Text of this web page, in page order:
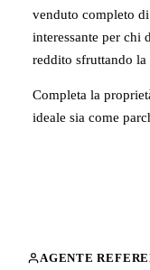
venduto completo
interessante per chi
reddito sfruttando
Completa la
ideale sia come
AGENTE